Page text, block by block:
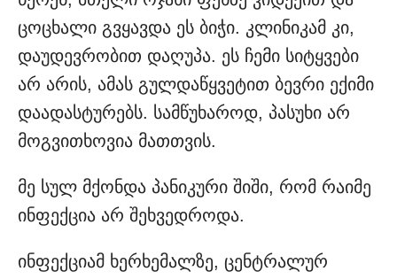
ცოცხალი გვყავდა ეს ბიჭი. კლინიკამ კი,
დაუდევრობით დაღუპა. ეს ჩემი სიტყვები
არ არის, ამას გულდაწყვეტით ბევრი ექიმი
დაადასტურებს. სამწუხაროდ, პასუხი არ
მოგვითხოვია მათთვის.
მე სულ მქონდა პანიკური შიში, რომ რაიმე
ინფექცია არ შეხვედროდა.
ინფექციამ ხერხემალზე, ცენტრალურ